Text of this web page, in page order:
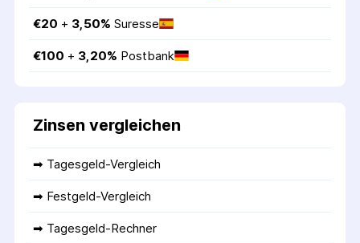
€20 + 3,50% Suresse
€100 + 3,20% Postbank
Zinsen vergleichen
➡ Tagesgeld-Vergleich
➡ Festgeld-Vergleich
➡ Tagesgeld-Rechner